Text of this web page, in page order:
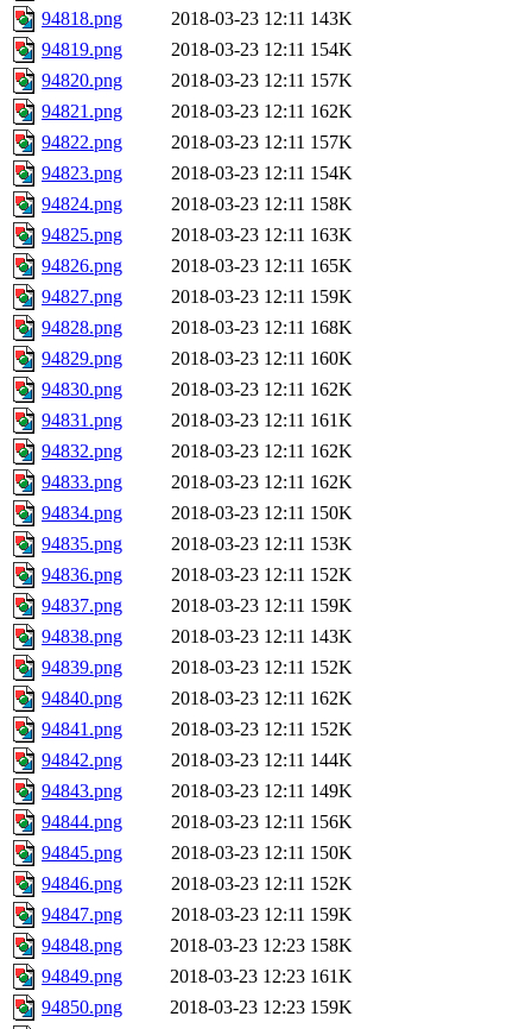
94818.png
2018-03-23 12:11 143K
94819.png
2018-03-23 12:11 154K
94820.png
2018-03-23 12:11 157K
94821.png
2018-03-23 12:11 162K
94822.png
2018-03-23 12:11 157K
94823.png
2018-03-23 12:11 154K
94824.png
2018-03-23 12:11 158K
94825.png
2018-03-23 12:11 163K
94826.png
2018-03-23 12:11 165K
94827.png
2018-03-23 12:11 159K
94828.png
2018-03-23 12:11 168K
94829.png
2018-03-23 12:11 160K
94830.png
2018-03-23 12:11 162K
94831.png
2018-03-23 12:11 161K
94832.png
2018-03-23 12:11 162K
94833.png
2018-03-23 12:11 162K
94834.png
2018-03-23 12:11 150K
94835.png
2018-03-23 12:11 153K
94836.png
2018-03-23 12:11 152K
94837.png
2018-03-23 12:11 159K
94838.png
2018-03-23 12:11 143K
94839.png
2018-03-23 12:11 152K
94840.png
2018-03-23 12:11 162K
94841.png
2018-03-23 12:11 152K
94842.png
2018-03-23 12:11 144K
94843.png
2018-03-23 12:11 149K
94844.png
2018-03-23 12:11 156K
94845.png
2018-03-23 12:11 150K
94846.png
2018-03-23 12:11 152K
94847.png
2018-03-23 12:11 159K
94848.png
2018-03-23 12:23 158K
94849.png
2018-03-23 12:23 161K
94850.png
2018-03-23 12:23 159K